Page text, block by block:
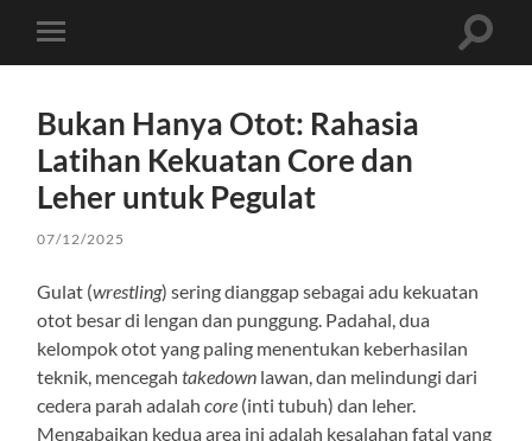
Toggle
mobile
Toggle
Bukan Hanya Otot: Rahasia
Latihan Kekuatan Core dan
Leher untuk Pegulat
07/12/2025
Gulat (wrestling) sering dianggap sebagai adu kekuatan
otot besar di lengan dan punggung. Padahal, dua
kelompok otot yang paling menentukan keberhasilan
teknik, mencegahtakedown lawan, dan melindungi dari
cedera parah adalahcore (inti tubuh) dan leher.
Mengabaikan kedua area ini adalah kesalahan fatal yang